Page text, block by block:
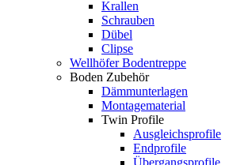
Krallen
Schrauben
Dübel
Clipse
Wellhöfer Bodentreppe
Boden Zubehör
Dämmunterlagen
Montagematerial
Twin Profile
Ausgleichsprofile
Endprofile